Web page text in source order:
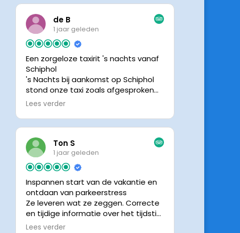
de B
1 jaar geleden
Een zorgeloze taxirit 's nachts vanaf
Schiphol
's Nachts bij aankomst op Schiphol
stond onze taxi zoals afgesproken
keurig te wachten. Dankzij de goede
chauffeur wisten we precies waar de
chauffeur, met een prachtige auto
was het een comfortabele rit. Graag
tot de volgende de keer.
Lees verder
Ton S
1 jaar geleden
Inspannen start van de vakantie en
ontdaan van parkeerstress
Ze leveren wat ze zeggen. Correcte
en tijdige informatie over het tijdstip
van ophalen. Voldeed ook nu weer
Lees verder